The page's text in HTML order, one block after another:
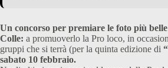
Un concorso per premiare le foto più
Colle: a promuoverlo la Pro loco, in
gruppi che si terrà (per la quinta edizione di
sabato 10 febbraio.